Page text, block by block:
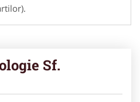
Sf.